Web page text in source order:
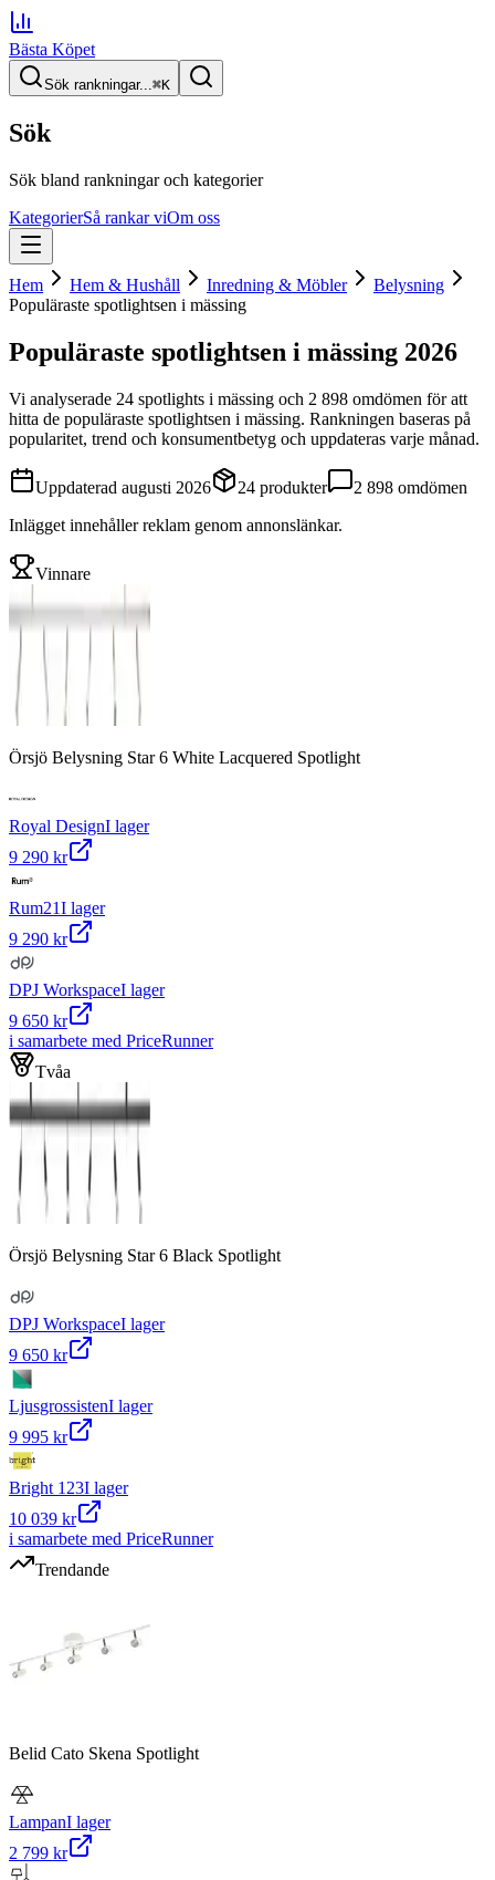
Bästa Köpet
Sök rankningar...⌘K
Sök
Sök bland rankningar och kategorier
KategorierSå rankar viOm oss
Hem Hem & Hushåll Inredning & Möbler
Belysning
Populäraste spotlightsen i mässing
Populäraste spotlightsen i mässing 2026
Vi analyserade 24 spotlights i mässing och 2 898 omdömen för att
hitta de populäraste spotlightsen i mässing. Rankningen baseras på
popularitet, trend och konsumentbetyg och uppdateras varje månad.
Uppdaterad augusti 2026 24 produkter 2 898 omdömen
Inlägget innehåller reklam genom annonslänkar.
Vinnare
Örsjö Belysning Star 6 White Lacquered Spotlight
Royal DesignI lager
9 290 kr
Rum21I lager
9 290 kr
DPJ WorkspaceI lager
9 650 kr
i samarbete med PriceRunner
Tvåa
Örsjö Belysning Star 6 Black Spotlight
DPJ WorkspaceI lager
9 650 kr
LjusgrossistenI lager
9 995 kr
Bright 123I lager
10 039 kr
i samarbete med PriceRunner
Trendande
Belid Cato Skena Spotlight
LampanI lager
2 799 kr